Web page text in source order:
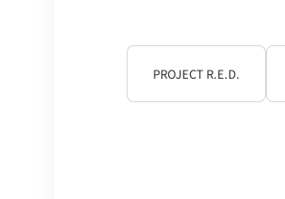
PROJECT R.E.D.